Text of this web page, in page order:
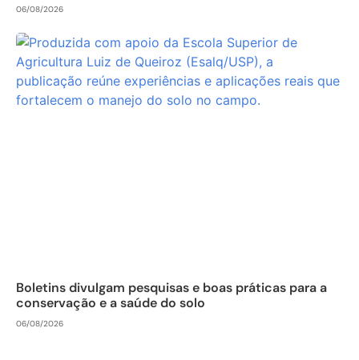
06/08/2026
Boletins divulgam pesquisas e boas práticas para a
conservação e a saúde do solo
06/08/2026